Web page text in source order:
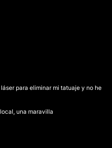
para eliminar mi tatuaje y no he
una maravilla